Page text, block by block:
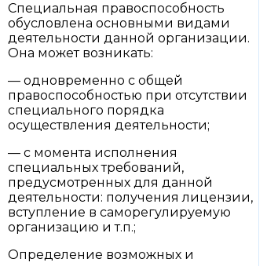
Специальная правоспособность
обусловлена основными видами
деятельности данной организации.
Она может возникать:
— одновременно с общей
правоспособностью при отсутствии
специального порядка
осуществления деятельности;
— с момента исполнения
специальных требований,
предусмотренных для данной
деятельности: получения лицензии,
вступление в саморегулируемую
организацию и т.п.;
Определение возможных и